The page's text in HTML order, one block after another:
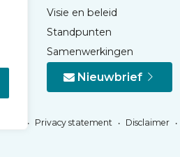
Visie en beleid
Standpunten
Samenwerkingen
Nieuwbrief
Privacy statement Disclaimer